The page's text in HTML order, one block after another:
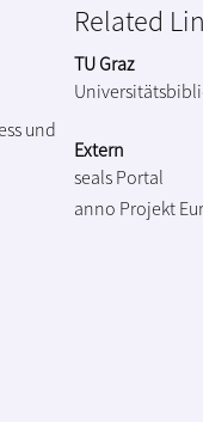
und
Related
TU Graz
Extern
seals Portal
anno Projekt